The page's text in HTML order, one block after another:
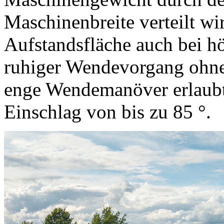
Maschinenbreite verteilt
Aufstandsfläche auch bei
ruhiger Wendevorgang
enge Wendemanöver
Einschlag von bis zu 85 °.